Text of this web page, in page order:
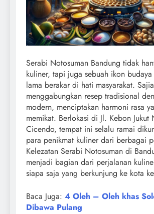
Serabi Notosuman Bandung tidak
kuliner, tapi juga sebuah ikon
lama berakar di hati masyarakat.
menggabungkan resep tradisional
modern, menciptakan harmoni rasa
memikat. Berlokasi di Jl. Kebon Jukut
Cicendo, tempat ini selalu ramai
para penikmat kuliner dari berbagai
Kelezatan Serabi Notosuman di
menjadi bagian dari perjalanan
siapa saja yang berkunjung ke kota
Baca Juga: 4 Oleh – Oleh khas
Dibawa Pulang